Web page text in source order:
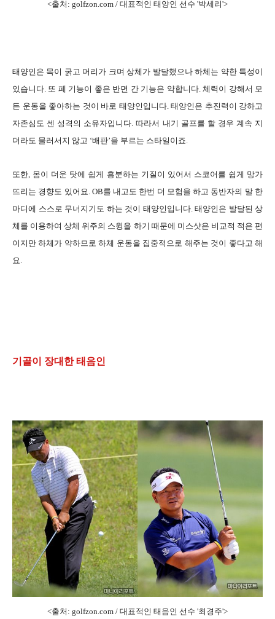
<출처: golfzon.com / 대표적인 태양인 선수 '박세리'>
태양인은 목이 굵고 머리가 크며 상체가 발달했으나 하체는 약한 특성이
있습니다. 또 폐 기능이 좋은 반면 간 기능은 약합니다. 체력이 강해서 모
든 운동을 좋아하는 것이 바로 태양인입니다. 태양인은 추진력이 강하고
자존심도 센 성격의 소유자입니다. 따라서 내기 골프를 할 경우 계속 지
더라도 물러서지 않고 ‘배판’을 부르는 스타일이죠.
또한, 몸이 더운 탓에 쉽게 흥분하는 기질이 있어서 스코어를 쉽게 망가
뜨리는 경향도 있어요. OB를 내고도 한번 더 모험을 하고 동반자의 말 한
마디에 스스로 무너지기도 하는 것이 태양인입니다. 태양인은 발달된 상
체를 이용하여 상체 위주의 스윙을 하기 때문에 미스샷은 비교적 적은 편
이지만 하체가 약하므로 하체 운동을 집중적으로 해주는 것이 좋다고 해
요.
기골이 장대한 태음인
<출처: golfzon.com / 대표적인 태음인 선수 '최경주'>